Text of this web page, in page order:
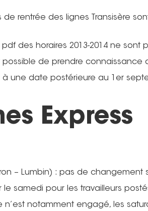
enter to search or ESC to close
de rentrée des lignes Transisère
pdf des horaires 2013-2014 ne sont
de prendre connaissance
à une date postérieure au 1er
Express
– Lumbin) : pas de
le samedi pour les travailleurs
n’est notamment engagé, les